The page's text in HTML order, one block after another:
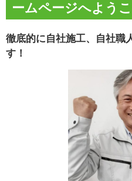
ームページへようこ
徹底的に自社施工、自社職
す！